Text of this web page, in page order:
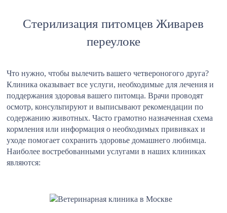
Стерилизация питомцев Живарев
переулоке
Что нужно, чтобы вылечить вашего четвероногого друга?
Клиника оказывает все услуги, необходимые для лечения и
поддержания здоровья вашего питомца. Врачи проводят
осмотр, консультируют и выписывают рекомендации по
содержанию животных. Часто грамотно назначенная схема
кормления или информация о необходимых прививках и
уходе помогает сохранить здоровье домашнего любимца.
Наиболее востребованными услугами в наших клиниках
являются: